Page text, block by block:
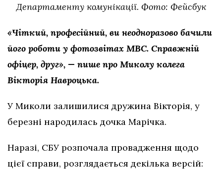
Департаменту комунікації. Фото: Фейсбук
«Чіткий, професійний, ви неодноразово бачили
його роботи у фотозвітах МВС. Справжній
офіцер, друг», — пише про Миколу колега
Вікторія Навроцька.
У Миколи залишилися дружина Вікторія, у
березні народилась дочка Марічка.
Наразі, СБУ розпочала провадження щодо
цієї справи, розглядається декілька версій: